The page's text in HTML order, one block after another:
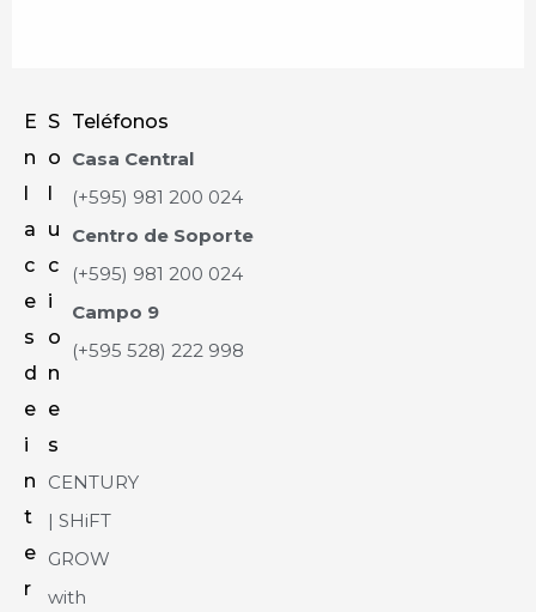
E
n
a
c
e
s
d
e
i
n
t
e
r
S
o
u
c
i
o
n
e
s
CENTURY
| SHiFT
GROW
with
Teléfonos
Casa Central
(+595) 981 200 024
Centro de Soporte
(+595) 981 200 024
Campo 9
(+595 528) 222 998